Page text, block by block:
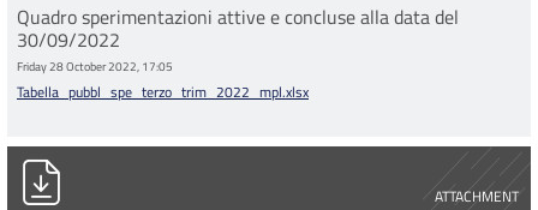
Quadro sperimentazioni attive e concluse alla data del
30/09/2022
Friday 28 October 2022, 17:05
Tabella_pubbl_spe_terzo_trim_2022_mpl.xlsx
ATTACHMENT
Tabella_pubbl_spe_terzo_trim_2022_mpl.pdf